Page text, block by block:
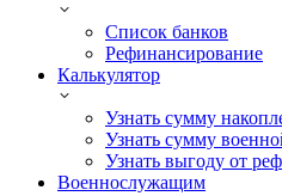
Список банков
Рефинансирование
Калькулятор
Узнать сумму
Узнать сумму
Узнать выгоду от
Военнослужащим